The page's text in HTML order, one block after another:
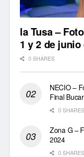
la Tusa –
1 y 2 de junio
0 SHARES
NECIO –
Final
0 SHARES
Zona G –
2024
0 SHARES